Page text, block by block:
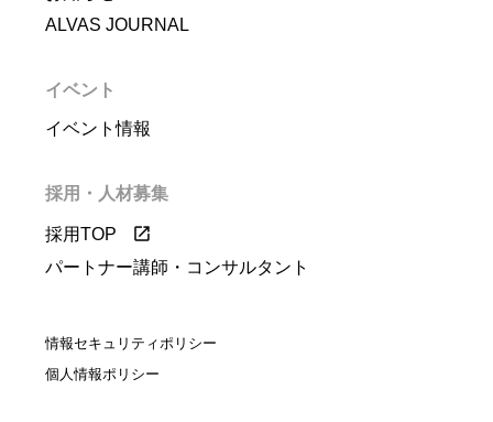
ALVAS JOURNAL
イベント
イベント情報
採用・人材募集
採用TOP
パートナー講師・コンサルタント
情報セキュリティポリシー
個人情報ポリシー